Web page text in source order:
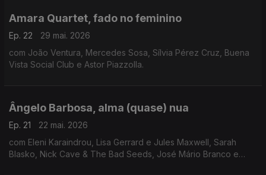
Amara Quartet, fado no feminino
Ep. 22
29 mai. 2026
com João Ventura, Mercedes Sosa, Sílvia Pérez Cruz, Buena
Vista Social Club e Astor Piazzolla.
Ângelo Barbosa, alma (quase) nua
Ep. 21
22 mai. 2026
com Eleni Karaindrou, Lisa Gerrard e Jules Maxwell, Sarah
Blasko, Nick Cave & The Bad Seeds, José Mário Branco e